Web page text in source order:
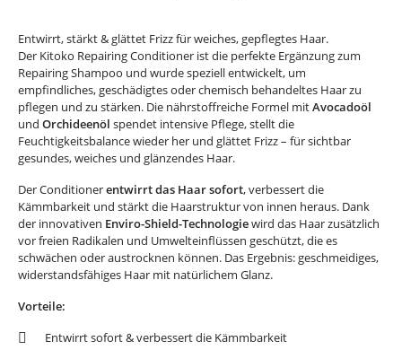
Entwirrt, stärkt & glättet Frizz für weiches, gepflegtes Haar.
Der Kitoko Repairing Conditioner ist die perfekte Ergänzung zum
Repairing Shampoo und wurde speziell entwickelt, um
empfindliches, geschädigtes oder chemisch behandeltes Haar zu
pflegen und zu stärken. Die nährstoffreiche Formel mitAvocadoöl
und Orchideenöl spendet intensive Pflege, stellt die
Feuchtigkeitsbalance wieder her und glättet Frizz – für sichtbar
gesundes, weiches und glänzendes Haar.
Der Conditionerentwirrt das Haar sofort, verbessert die
Kämmbarkeit und stärkt die Haarstruktur von innen heraus. Dank
der innovativen Enviro-Shield-Technologiewird das Haar zusätzlich
vor freien Radikalen und Umwelteinflüssen geschützt, die es
schwächen oder austrocknen können. Das Ergebnis: geschmeidiges,
widerstandsfähiges Haar mit natürlichem Glanz.
Vorteile:
Entwirrt sofort & verbessert die Kämmbarkeit